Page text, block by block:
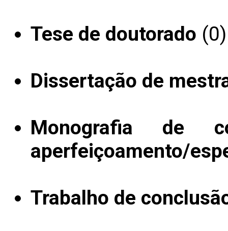
Tese de doutorado (0)
Dissertação de
Monografia de
aperfeiçoamento/
Trabalho de